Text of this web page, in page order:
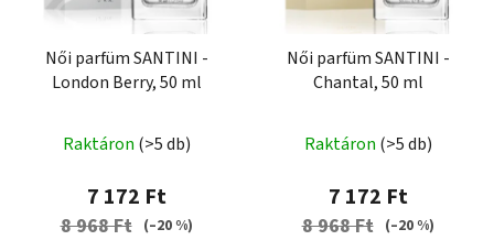
Női parfüm SANTINI -
London Berry, 50 ml
termék
átlagos
értékelése
Raktáron (>5 db)
7 172 Ft
8 968 Ft (–20 %)
Női parfüm SANTINI -
Chantal, 50 ml
Raktáron (>5 db)
7 172 Ft
8 968 Ft (–20 %)